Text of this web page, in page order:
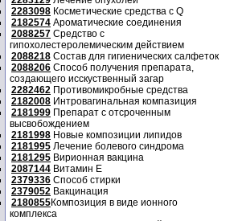
2283098 Косметические средства с Q
2182574 Ароматические соединения
2088257 Средство с
гипохолестеролемическим действием
2088218 Состав для гигиенических салфеток
2088206 Способ получения препарата,
создающего исскуственный загар
2282462 Противомикробные средства
2182008 Интровагинальная компазиция
2181999 Препарат с отсроченным
высвобождением
2181998 Новые композиции липидов
2181995 Лечение болевого синдрома
2181295 Вирионная вакцина
2087144 Витамин Е
2379336 Способ стирки
2379052 Вакцинация
2180855Композиция в виде ионного
комплекса